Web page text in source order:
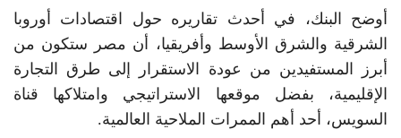
أوضح البنك، في أحدث تقاريره حول اقتصادات أوروبا
الشرقية والشرق الأوسط وأفريقيا، أن مصر ستكون من
أبرز المستفيدين من عودة الاستقرار إلى طرق التجارة
الإقليمية، بفضل موقعها الاستراتيجي وامتلاكها قناة
السويس، أحد أهم الممرات الملاحية العالمية.